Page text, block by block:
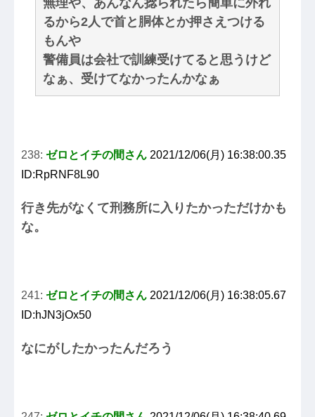
無理や、あんなん捻られたら簡単に外れ
るから2人で首と胴体とか押さえつける
もんや
警備員は会社で訓練受けてると思うけど
なぁ、受けてなかったんかなぁ
238: ゼロとイチの間さん 2021/12/06(月) 16:38:00.35
ID:RpRNF8L90
行き先がなくて刑務所に入りたかっただけかも
な。
241: ゼロとイチの間さん 2021/12/06(月) 16:38:05.67
ID:hJN3jOx50
なにがしたかったんだろう